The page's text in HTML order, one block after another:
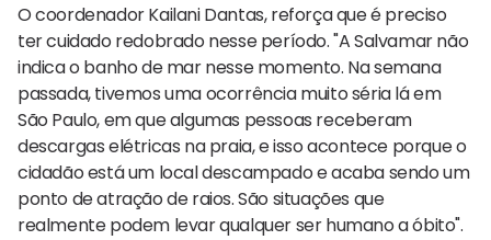
O coordenador Kailani Dantas, reforça que é preciso
ter cuidado redobrado nesse período. "A Salvamar não
indica o banho de mar nesse momento. Na semana
passada, tivemos uma ocorrência muito séria lá em
São Paulo, em que algumas pessoas receberam
descargas elétricas na praia, e isso acontece porque o
cidadão está um local descampado e acaba sendo um
ponto de atração de raios. São situações que
realmente podem levar qualquer ser humano a óbito".